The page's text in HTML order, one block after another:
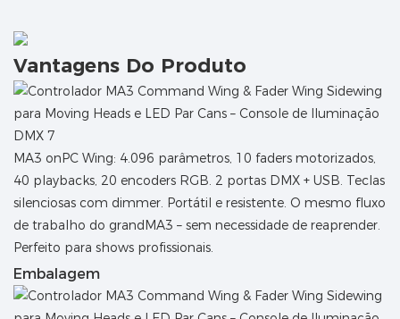
Vantagens Do Produto
MA3 onPC Wing: 4.096 parâmetros, 10 faders motorizados,
40 playbacks, 20 encoders RGB. 2 portas DMX + USB. Teclas
silenciosas com dimmer. Portátil e resistente. O mesmo fluxo
de trabalho do grandMA3 – sem necessidade de reaprender.
Perfeito para shows profissionais.
Embalagem